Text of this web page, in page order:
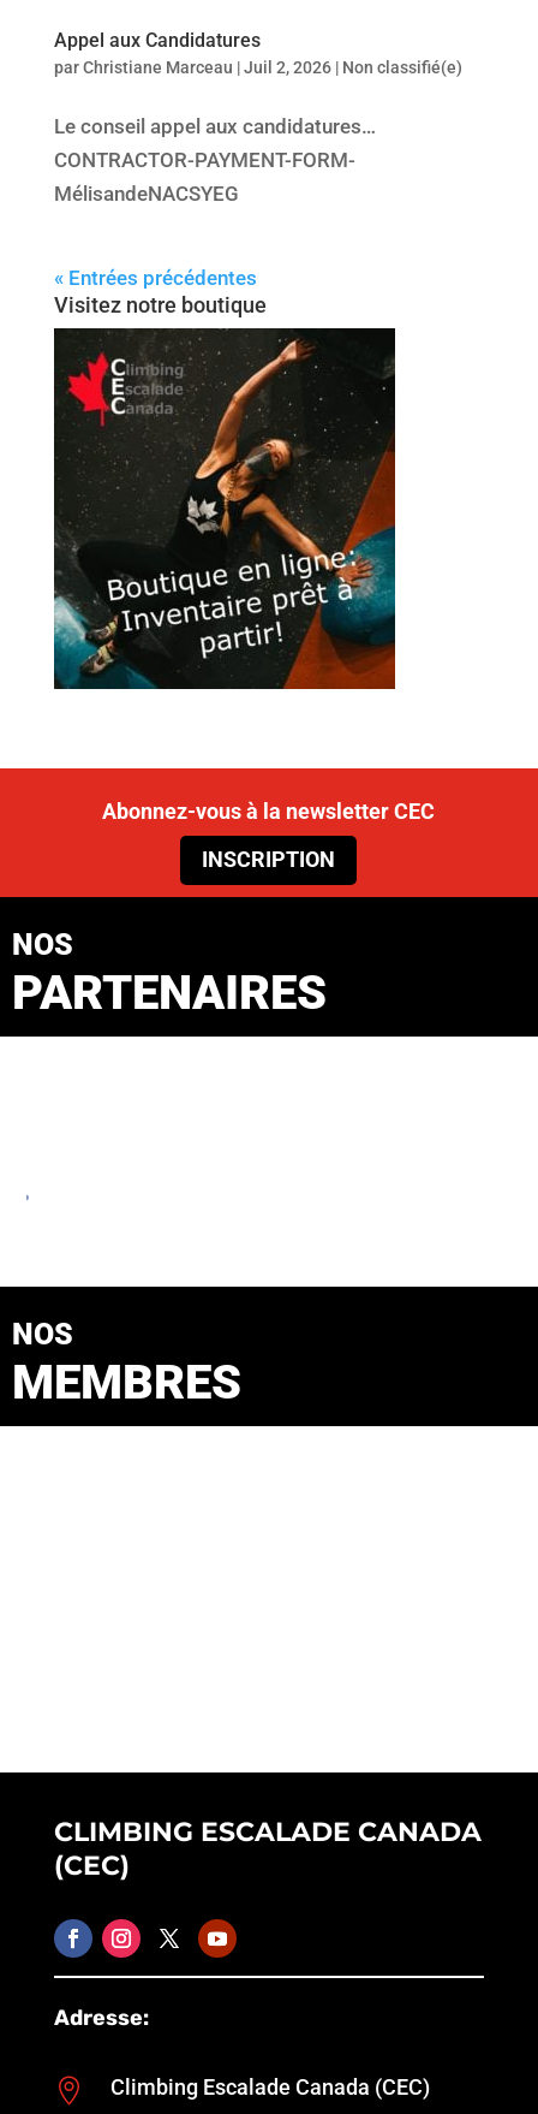
Appel aux Candidatures
parChristiane Marceau |Juil 2, 2026| Non classifié(e)
Le conseil appel aux candidatures…
CONTRACTOR-PAYMENT-FORM-
MélisandeNACSYEG
« Entrées précédentes
Visitez notre boutique
Abonnez-vous à la newsletter CEC
INSCRIPTION
NOS
PARTENAIRES
NOS
MEMBRES
CLIMBING ESCALADE CANADA
(CEC)
Adresse:
 Climbing Escalade Canada (CEC)